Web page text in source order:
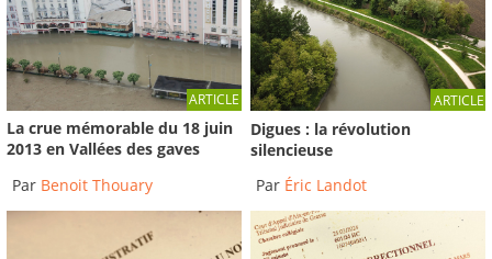
ARTICLE
La crue mémorable du 18 juin
2013 en Vallées des gaves
Par Benoit Thouary
ARTICLE
Digues : la révolution
silencieuse
Par Éric Landot